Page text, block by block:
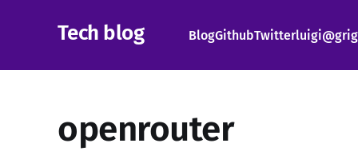
Tech blog BlogGithubTwitter
openrouter